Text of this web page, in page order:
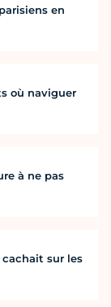
en
où naviguer
à ne pas
cachait sur les